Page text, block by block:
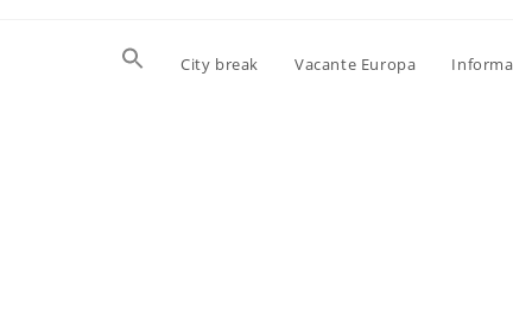
City break Vacante Europa